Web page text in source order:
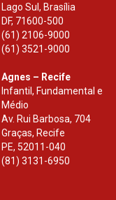
Lago Sul, Brasília
DF, 71600-500
(61) 2106-9000
(61) 3521-9000
Agnes – Recife
Infantil, Fundamental e
Médio
Av. Rui Barbosa, 704
Graças, Recife
PE, 52011-040
(81) 3131-6950